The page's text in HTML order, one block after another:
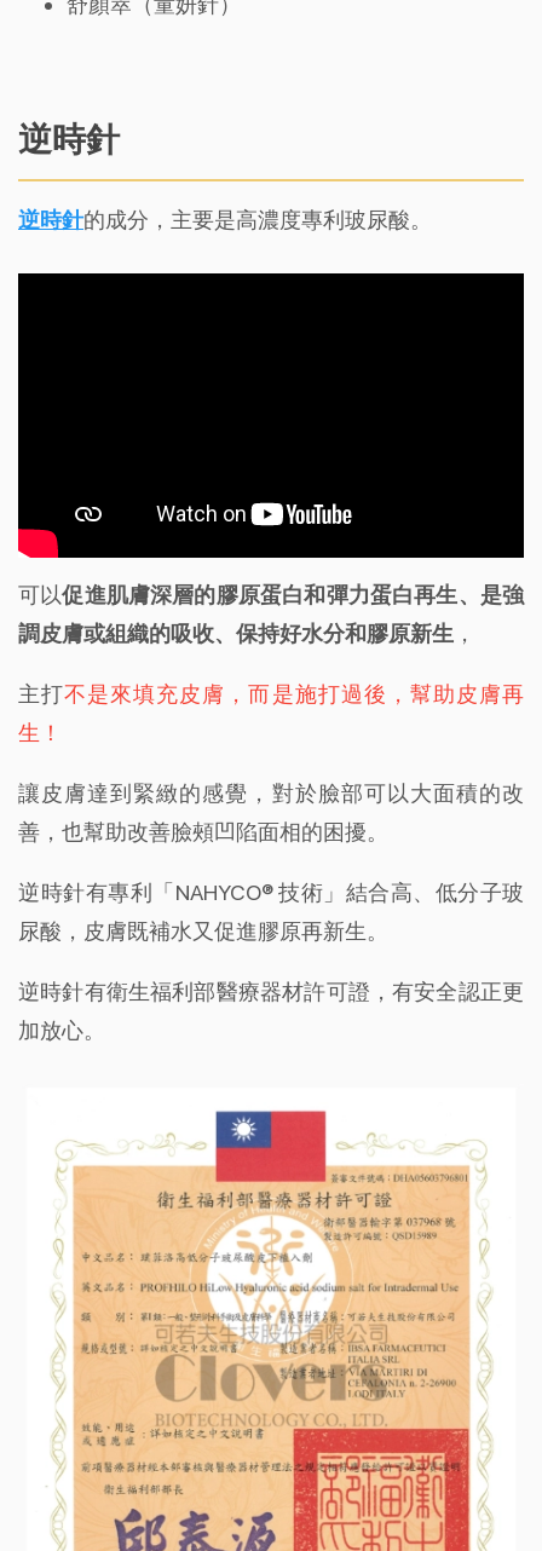
逆時針
逆時針的成分，主要是高濃度專利玻尿酸。
可以促進肌膚深層的膠原蛋白和彈力蛋白再生、是強
調皮膚或組織的吸收、保持好水分和膠原新生 ，
主打不是來填充皮膚，而是施打過後，幫助皮膚再
生！
讓皮膚達到緊緻的感覺，對於臉部可以大面積的改
善，也幫助改善臉頰凹陷面相的困擾。
逆時針有專利「NAHYCO® 技術」結合高、低分子玻
尿酸，皮膚既補水又促進膠原再新生。
逆時針有衛生福利部醫療器材許可證，有安全認正更
加放心。